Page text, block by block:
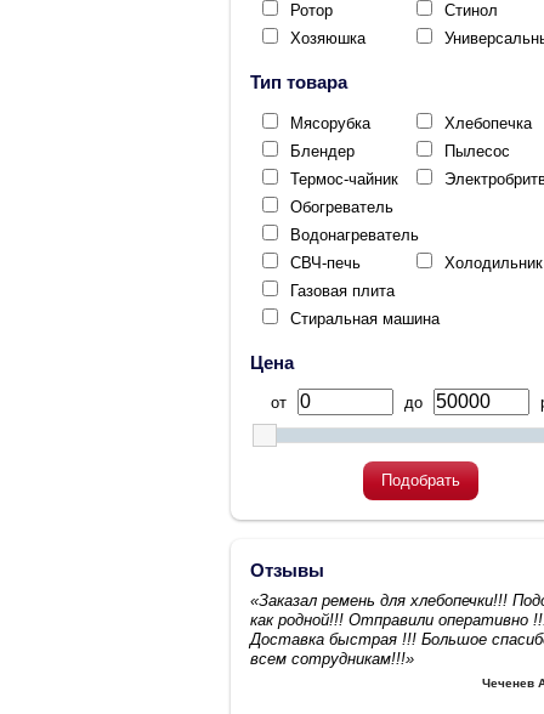
Ротор
Стинол
Хозяюшка
Тип товара
Мясорубка
Хлебопечка
Блендер
Пылесос
Термос-чайник
Обогреватель
Водонагреватель
СВЧ-печь
Холодильник
Газовая плита
Стиральная машина
Цена
от до
Подобрать
Отзывы
«Заказал ремень для хлебопечки!!!
как родной!!! Отправили оперативно
Доставка быстрая !!! Большое
всем сотрудникам!!!»
Чеченев